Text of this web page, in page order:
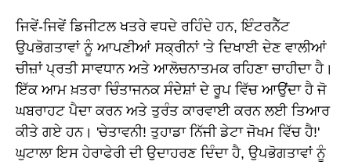
ਜਿਵੇਂ-ਜਿਵੇਂ ਡਿਜੀਟਲ ਖਤਰੇ ਵਧਦੇ ਰਹਿੰਦੇ ਹਨ, ਇੰਟਰਨੈੱਟ
ਉਪਭੋਗਤਾਵਾਂ ਨੂੰ ਆਪਣੀਆਂ ਸਕ੍ਰੀਨਾਂ 'ਤੇ ਦਿਖਾਈ ਦੇਣ ਵਾਲੀਆਂ
ਚੀਜ਼ਾਂ ਪ੍ਰਤੀ ਸਾਵਧਾਨ ਅਤੇ ਆਲੋਚਨਾਤਮਕ ਰਹਿਣਾ ਚਾਹੀਦਾ ਹੈ।
ਇੱਕ ਆਮ ਖ਼ਤਰਾ ਚਿੰਤਾਜਨਕ ਸੰਦੇਸ਼ਾਂ ਦੇ ਰੂਪ ਵਿੱਚ ਆਉਂਦਾ ਹੈ ਜੋ
ਘਬਰਾਹਟ ਪੈਦਾ ਕਰਨ ਅਤੇ ਤੁਰੰਤ ਕਾਰਵਾਈ ਕਰਨ ਲਈ ਤਿਆਰ
ਕੀਤੇ ਗਏ ਹਨ। 'ਚੇਤਾਵਨੀ! ਤੁਹਾਡਾ ਨਿੱਜੀ ਡੇਟਾ ਜੋਖਮ ਵਿੱਚ ਹੈ!'
ਘੁਟਾਲਾ ਇਸ ਹੇਰਾਫੇਰੀ ਦੀ ਉਦਾਹਰਣ ਦਿੰਦਾ ਹੈ, ਉਪਭੋਗਤਾਵਾਂ ਨੂੰ